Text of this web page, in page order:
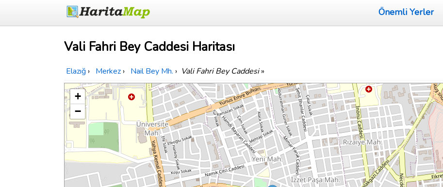
Önemli Yerler
Vali Fahri Bey Caddesi Haritası
Elazığ › Merkez › Nail Bey Mh. › Vali Fahri Bey Caddesi»
+
−